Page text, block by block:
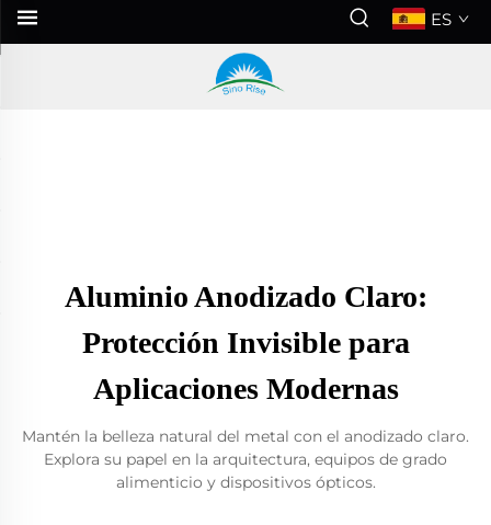
ES
Aluminio Anodizado Claro:
Protección Invisible para
Aplicaciones Modernas
Mantén la belleza natural del metal con el anodizado claro.
Explora su papel en la arquitectura, equipos de grado
alimenticio y dispositivos ópticos.